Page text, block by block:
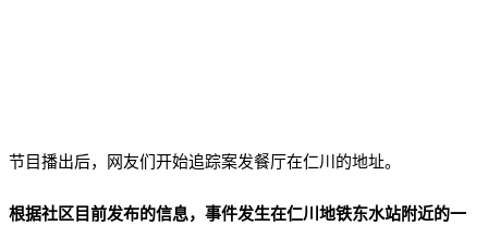
节目播出后，网友们开始追踪案发餐厅在仁川的地址。
根据社区目前发布的信息，事件发生在仁川地铁东水站附近的一